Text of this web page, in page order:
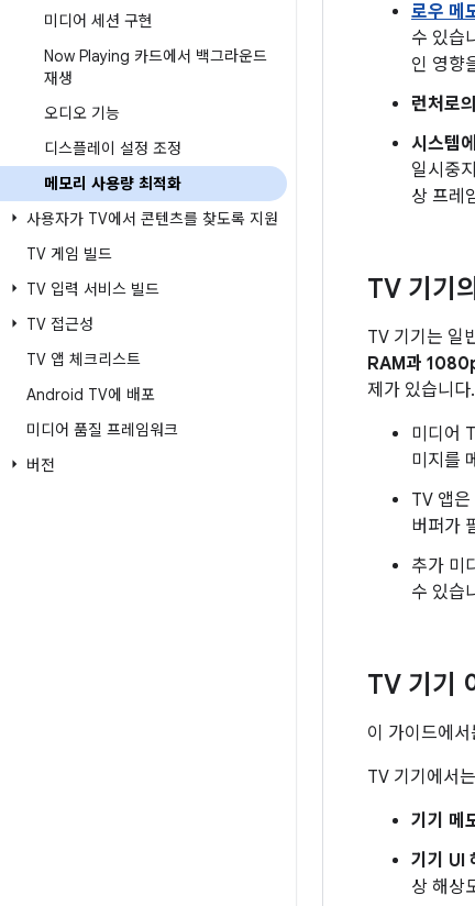
미디어 세션 구현
Now Playing 카드에서 백그라운드
재생
오디오 기능
디스플레이 설정 조정
메모리 사용량 최적화
사용자가 TV에서 콘텐츠를 찾도록 지원
TV 게임 빌드
TV 입력 서비스 빌드
TV 접근성
TV 앱 체크리스트
Android TV에 배포
미디어 품질 프레임워크
버전
로우 메
수 있습
인 영향
런처로
시스템
일시중
상 프레
TV 기기
TV 기기는 일
RAM과
제가 있습니
미디어
미지를
TV 앱
버퍼가
추가 미
수 있습
TV 기기
이 가이드에
TV 기기에서
기기 메
기기 UI
상 해상